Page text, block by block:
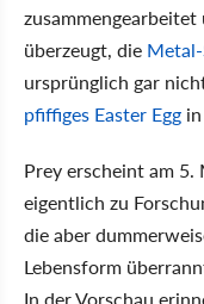
überzeugt, die
ursprünglich gar
pfiffiges Easter Egg
Prey erscheint am
eigentlich zu
die aber
Lebensform